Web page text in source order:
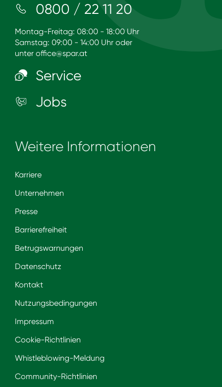
0800 / 22 11 20
Montag-Freitag: 08:00 - 18:00 Uhr
Samstag: 09:00 - 14:00 Uhr oder
unter office@spar.at
Service
Jobs
Weitere Informationen
Karriere
Unternehmen
Presse
Barrierefreiheit
Betrugswarnungen
Datenschutz
Kontakt
Nutzungsbedingungen
Impressum
Cookie-Richtlinien
Whistleblowing-Meldung
Community-Richtlinien